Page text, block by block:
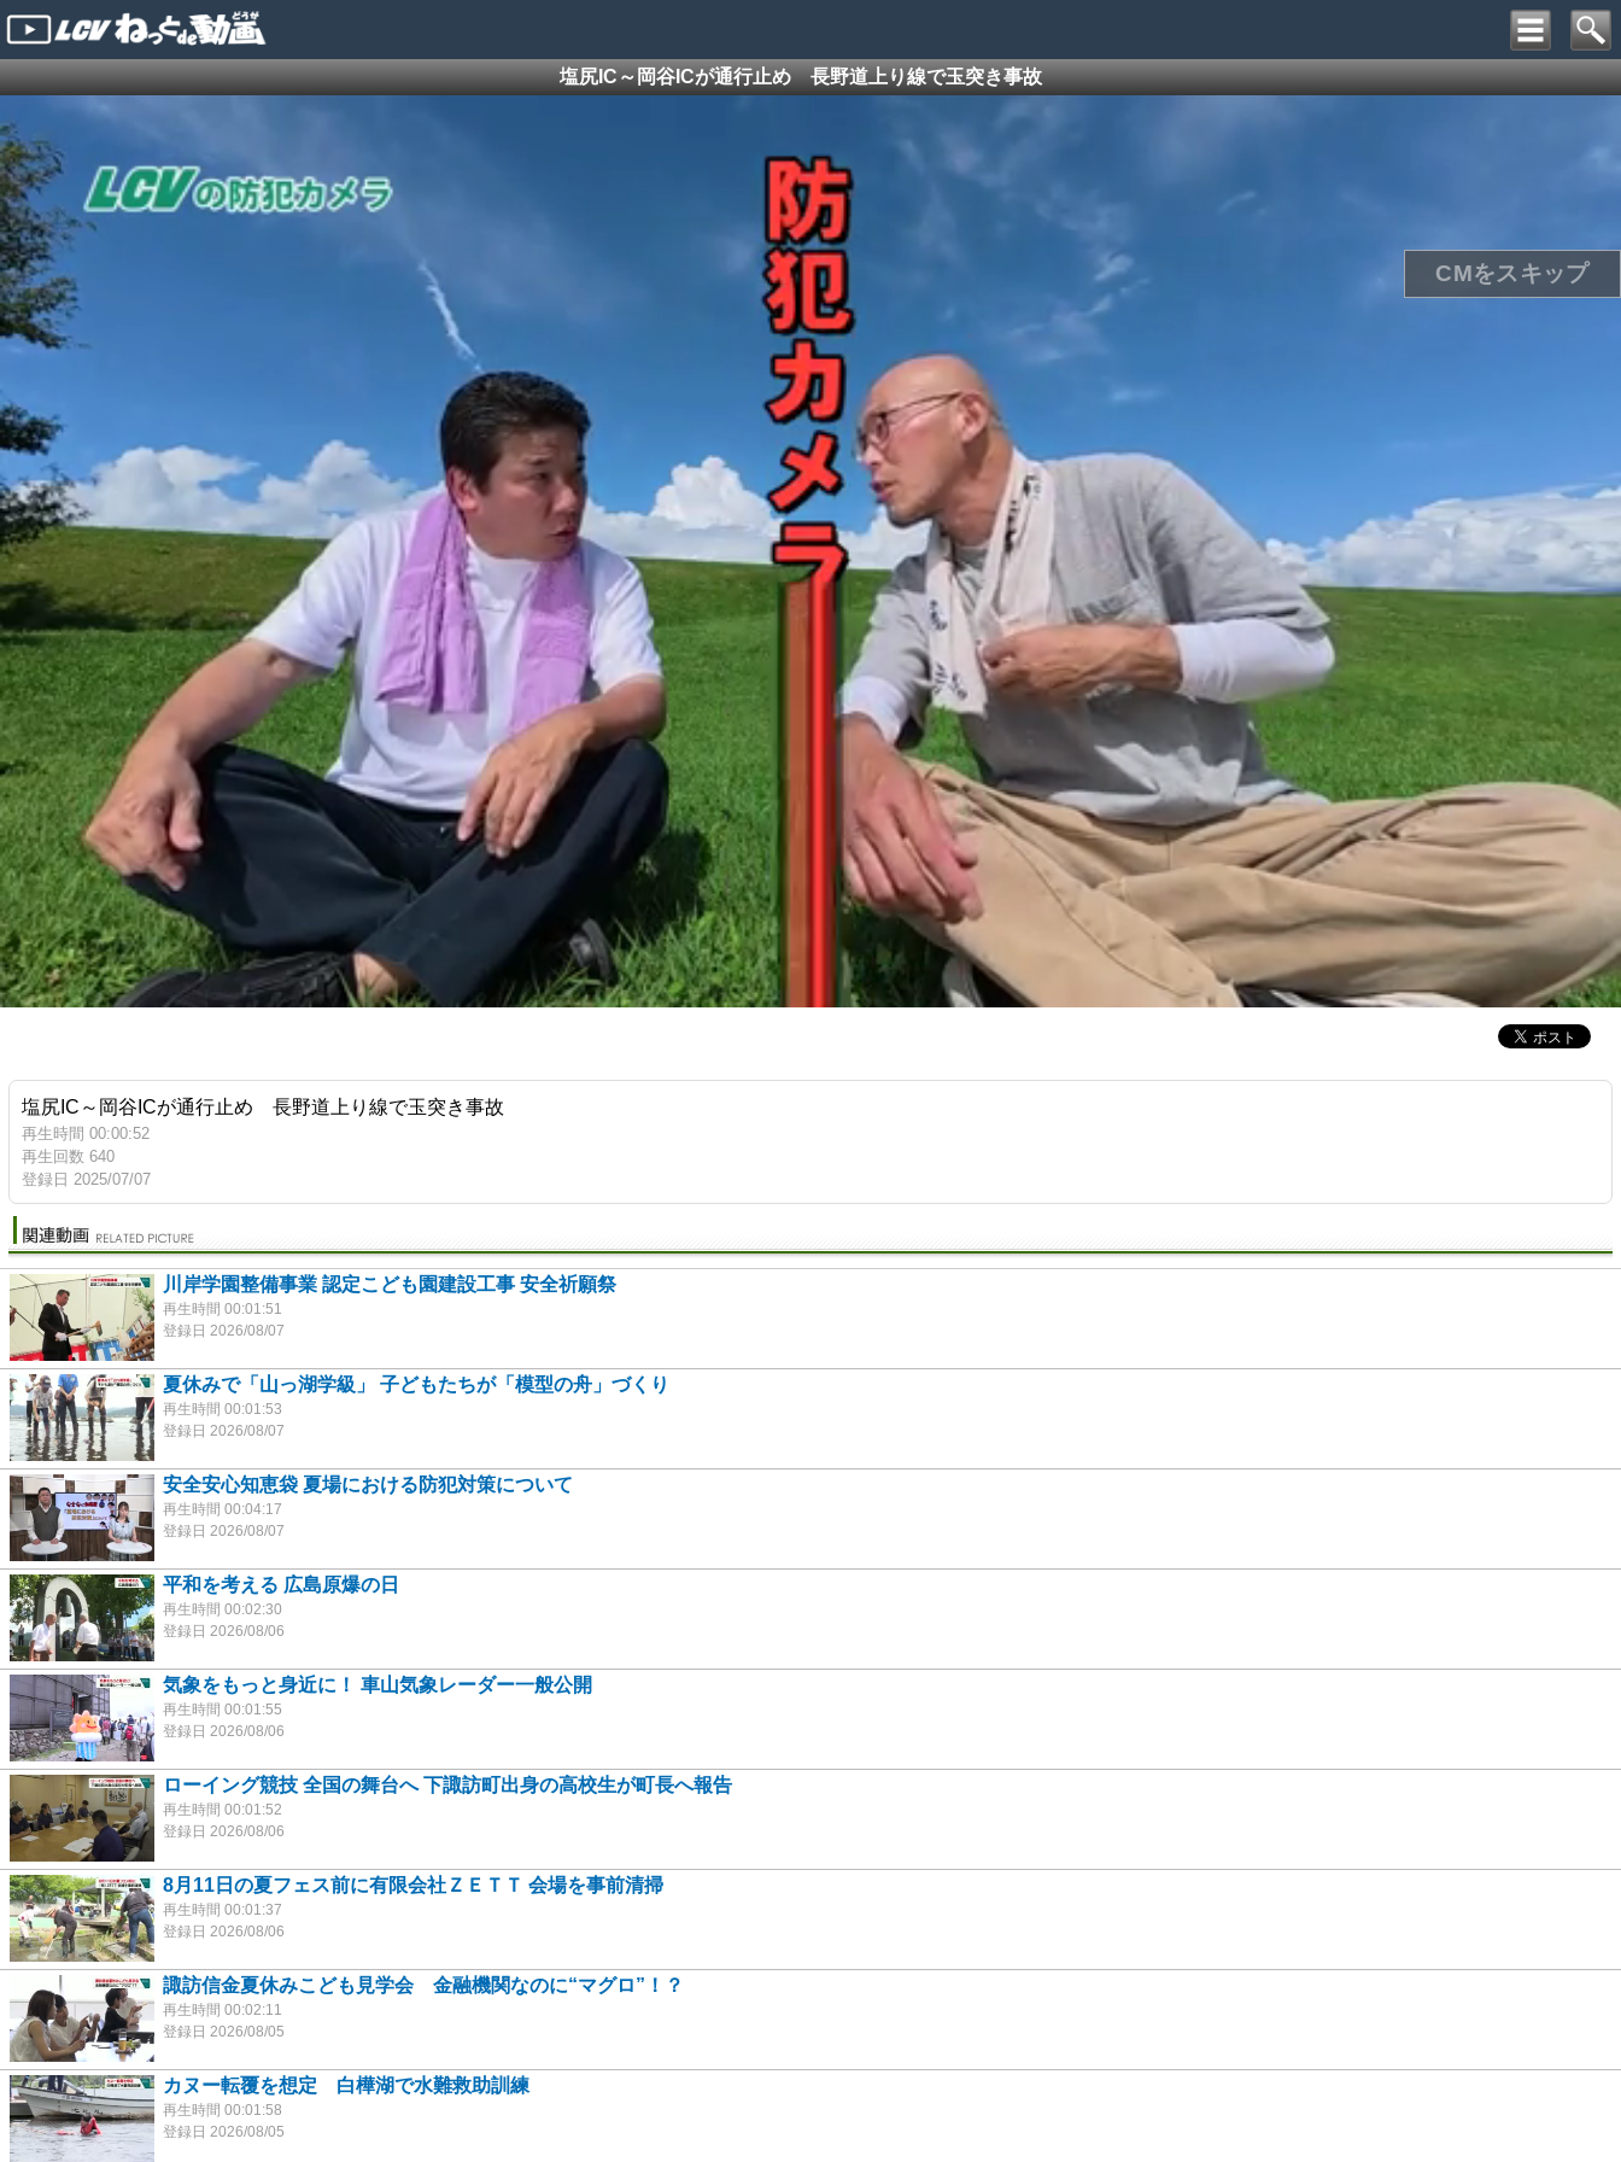
塩尻IC～岡谷ICが通行止め 長野道上り線で玉突き事故
塩尻IC～岡谷ICが通行止め 長野道上り線で玉突き事故
再生時間 00:00:52
再生回数 640
登録日 2025/07/07
川岸学園整備事業 認定こども園建設工事 安全祈願祭
再生時間 00:01:51
登録日 2026/08/07
夏休みで「山っ湖学級」 子どもたちが「模型の舟」づくり
再生時間 00:01:53
登録日 2026/08/07
安全安心知恵袋 夏場における防犯対策について
再生時間 00:04:17
登録日 2026/08/07
平和を考える 広島原爆の日
再生時間 00:02:30
登録日 2026/08/06
気象をもっと身近に！ 車山気象レーダー一般公開
再生時間 00:01:55
登録日 2026/08/06
ローイング競技 全国の舞台へ 下諏訪町出身の高校生が町長へ報告
再生時間 00:01:52
登録日 2026/08/06
8月11日の夏フェス前に有限会社ＺＥＴＴ 会場を事前清掃
再生時間 00:01:37
登録日 2026/08/06
諏訪信金夏休みこども見学会 金融機関なのに“マグロ”！？
再生時間 00:02:11
登録日 2026/08/05
カヌー転覆を想定 白樺湖で水難救助訓練
再生時間 00:01:58
登録日 2026/08/05